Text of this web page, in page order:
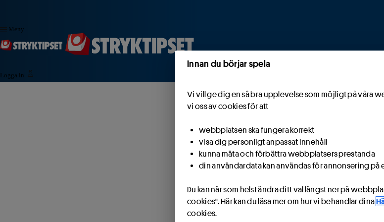
Meny
Logga in
Innan du börjar spela
Vi vill ge dig en så bra upplevelse som möjligt på våra
vi oss av cookies för att
webbplatsen ska fungera korrekt
visa dig personligt anpassat innehåll
kunna mäta och förbättra webbplatsers prestanda
din användardata kan användas för annonsering
Du kan när som helst ändra ditt val längst ner på
cookies". Här kan du läsa mer om hur vi behandlar dina
cookies.